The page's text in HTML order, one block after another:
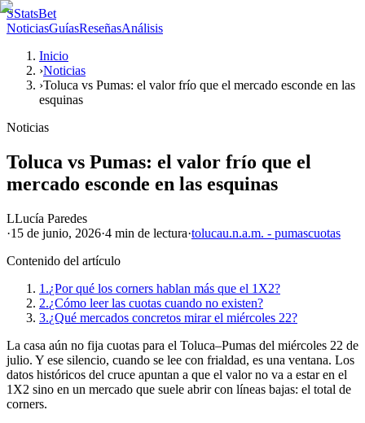
SStatsBet
NoticiasGuíasReseñasAnálisis
Inicio
›Noticias
›Toluca vs Pumas: el valor frío que el mercado esconde en las
esquinas
Noticias
Toluca vs Pumas: el valor frío que el
mercado esconde en las esquinas
LLucía Paredes
·15 de junio, 2026·4 min de lectura·tolucau.n.a.m. - pumascuotas
Contenido del artículo
1.¿Por qué los corners hablan más que el 1X2?
2.¿Cómo leer las cuotas cuando no existen?
3.¿Qué mercados concretos mirar el miércoles 22?
La casa aún no fija cuotas para el Toluca–Pumas del miércoles 22 de
julio. Y ese silencio, cuando se lee con frialdad, es una ventana. Los
datos históricos del cruce apuntan a que el valor no va a estar en el
1X2 sino en un mercado que suele abrir con líneas bajas: el total de
corners.